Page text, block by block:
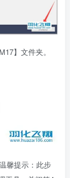
】文件夹。
馨提示：此步